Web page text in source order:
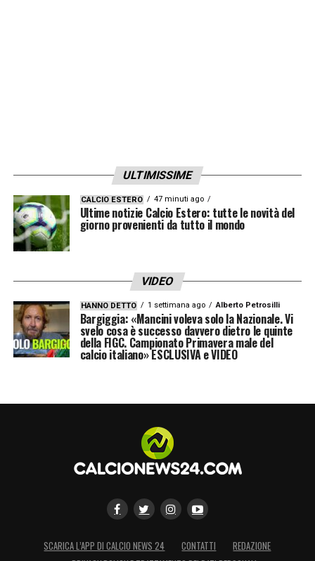
11 Zhegrova
13 Boga
16 Di Gregorio
17 Adzic
23 Pinsoglio
ULTIMISSIME
CALCIO ESTERO 47 minuti ago
Ultime notizie Calcio Estero: tutte le novità del
giorno provenienti da tutto il mondo
VIDEO
HANNO DETTO 1 settimana ago Alberto Petrosilli
Bargiggia: «Mancini voleva solo la Nazionale. Vi
svelo cosa è successo davvero dietro le quinte
della FIGC. Campionato Primavera male del
calcio italiano» ESCLUSIVA e VIDEO
SCARICA L’APP DI CALCIO NEWS 24 CONTATTI
REDAZIONE